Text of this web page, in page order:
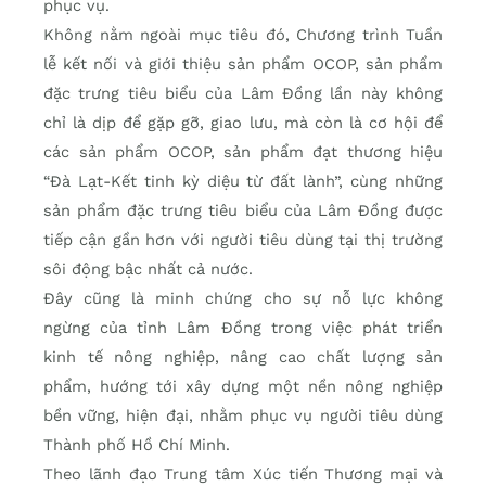
phục vụ.
Không nằm ngoài mục tiêu đó, Chương trình Tuần
lễ kết nối và giới thiệu sản phẩm OCOP, sản phẩm
đặc trưng tiêu biểu của Lâm Đồng lần này không
chỉ là dịp để gặp gỡ, giao lưu, mà còn là cơ hội để
các sản phẩm OCOP, sản phẩm đạt thương hiệu
“Đà Lạt-Kết tinh kỳ diệu từ đất lành”, cùng những
sản phẩm đặc trưng tiêu biểu của Lâm Đồng được
tiếp cận gần hơn với người tiêu dùng tại thị trường
sôi động bậc nhất cả nước.
Đây cũng là minh chứng cho sự nỗ lực không
ngừng của tỉnh Lâm Đồng trong việc phát triển
kinh tế nông nghiệp, nâng cao chất lượng sản
phẩm, hướng tới xây dựng một nền nông nghiệp
bền vững, hiện đại, nhằm phục vụ người tiêu dùng
Thành phố Hồ Chí Minh.
Theo lãnh đạo Trung tâm Xúc tiến Thương mại và